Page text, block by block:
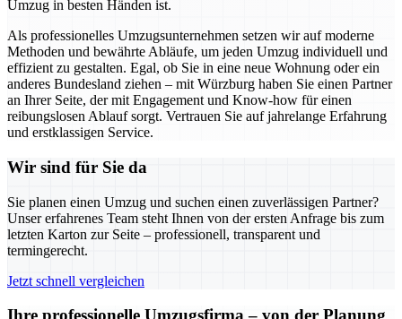
Umzug in besten Händen ist.
Als professionelles Umzugsunternehmen setzen wir auf moderne
Methoden und bewährte Abläufe, um jeden Umzug individuell und
effizient zu gestalten. Egal, ob Sie in eine neue Wohnung oder ein
anderes Bundesland ziehen – mit Würzburg haben Sie einen Partner
an Ihrer Seite, der mit Engagement und Know-how für einen
reibungslosen Ablauf sorgt. Vertrauen Sie auf jahrelange Erfahrung
und erstklassigen Service.
Wir sind für Sie da
Sie planen einen Umzug und suchen einen zuverlässigen Partner?
Unser erfahrenes Team steht Ihnen von der ersten Anfrage bis zum
letzten Karton zur Seite – professionell, transparent und
termingerecht.
Jetzt schnell vergleichen